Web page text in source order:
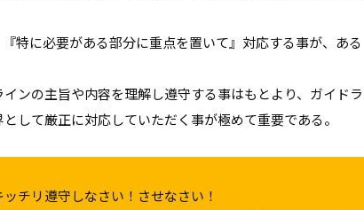
特に必要がある部分に重点を置いて』対応する事が、ある
ンの主旨や内容を理解し遵守する事はもとより、ガイドラ
して厳正に対応していただく事が極めて重要である。
チリ遵守しなさい！させなさい！